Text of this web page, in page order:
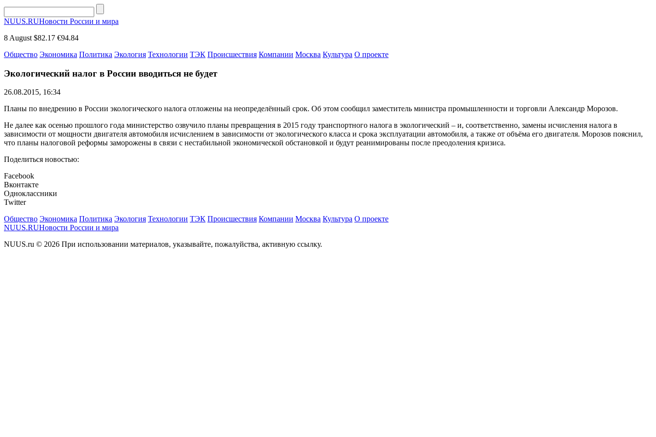
NUUS.RUНовости России и мира
8 August $82.17 €94.84
Общество Экономика Политика Экология Технологии ТЭК Происшествия Компании Москва Культура О проекте
Экологический налог в России вводиться не будет
26.08.2015, 16:34
Планы по внедрению в России экологического налога отложены на неопределённый срок. Об этом сообщил заместитель министра промышленности и торговли Александр Морозов.
Не далее как осенью прошлого года министерство озвучило планы превращения в 2015 году транспортного налога в экологический – и, соответственно, замены исчисления налога в
зависимости от мощности двигателя автомобиля исчислением в зависимости от экологического класса и срока эксплуатации автомобиля, а также от объёма его двигателя. Морозов пояснил,
что планы налоговой реформы заморожены в связи с нестабильной экономической обстановкой и будут реанимированы после преодоления кризиса.
Поделиться новостью:
Facebook
Вконтакте
Одноклассники
Twitter
Общество Экономика Политика Экология Технологии ТЭК Происшествия Компании Москва Культура О проекте
NUUS.RUНовости России и мира
NUUS.ru © 2026 При использовании материалов, указывайте, пожалуйства, активную ссылку.